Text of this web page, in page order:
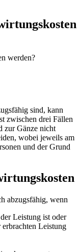
werden?
sind, kann
zwischen drei Fällen
zur Gänze nicht
wobei jeweils am
und der Grund
abzugsfähig, wenn
Leistung ist oder
Leistung